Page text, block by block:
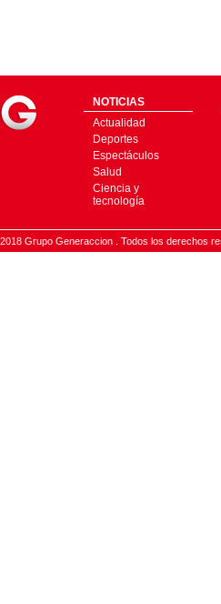
NOTICIAS
Actualidad
Deportes
Espectáculos
Salud
Ciencia y
tecnología
2018 Grupo Generaccion . Todos los derechos